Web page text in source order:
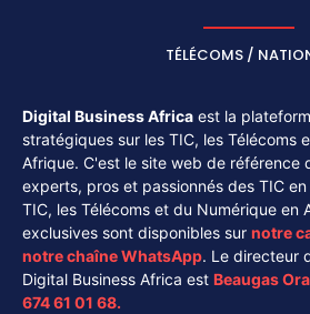
TÉLÉCOMS /
Digital Business Africa est la
stratégiques sur les TIC, les Télécoms
Afrique. C'est le site web de référence
experts, pros et passionnés des TIC
TIC, les Télécoms et du Numérique en
exclusives sont disponibles sur notre
notre chaîneWhatsApp. Le directeur
Digital Business Africa est Beaugas
674 61 01 68.